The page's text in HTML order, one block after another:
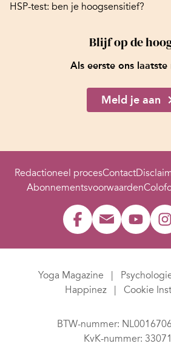
HSP-test: ben je hoogsensitief?
Blijf op de
Als eerste ons laatste
Meld je aan
Redactioneel procesContact
Abonnementsvoorwaarden
Yoga Magazine
Happinez
Cookie
BTW-nummer:
KvK-nummer: